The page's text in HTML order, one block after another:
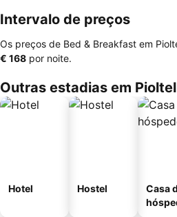
Intervalo de preços
Os preços de Bed & Breakfast em
‎€ 168 por noite.
Outras estadias em
Hotel Hostel
Casa